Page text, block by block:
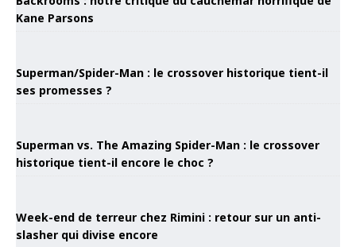
Kane Parsons
Superman/Spider-Man : le crossover historique tient-il
ses promesses ?
Superman vs. The Amazing Spider-Man : le crossover
historique tient-il encore le choc ?
Week-end de terreur chez Rimini : retour sur un anti-
slasher qui divise encore